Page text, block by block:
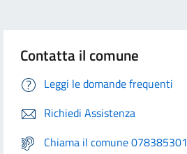
Contatta il comune
Leggi le domande frequenti
Richiedi Assistenza
Chiama il comune 078385301